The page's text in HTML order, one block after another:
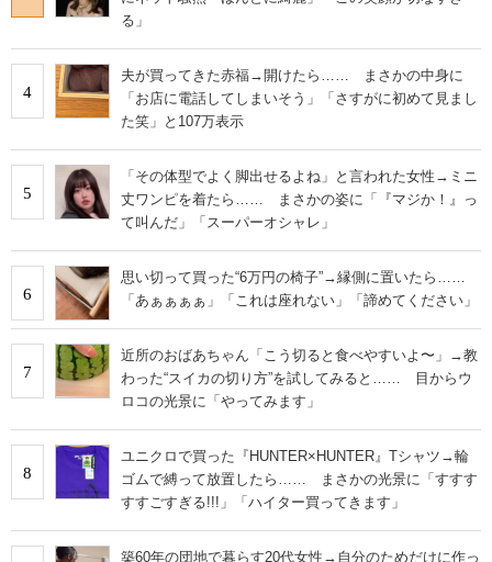
る」
4
夫が買ってきた赤福→開けたら…… まさかの中身に
「お店に電話してしまいそう」「さすがに初めて見まし
た笑」と107万表示
5
「その体型でよく脚出せるよね」と言われた女性→ミニ
丈ワンピを着たら…… まさかの姿に「『マジか！』っ
て叫んだ」「スーパーオシャレ」
6
思い切って買った“6万円の椅子”→縁側に置いたら……
「あぁぁぁぁ」「これは座れない」「諦めてください」
7
近所のおばあちゃん「こう切ると食べやすいよ〜」→教
わった“スイカの切り方”を試してみると…… 目からウ
ロコの光景に「やってみます」
8
ユニクロで買った『HUNTER×HUNTER』Tシャツ→輪
ゴムで縛って放置したら…… まさかの光景に「すすす
すすごすぎる!!!」「ハイター買ってきます」
築60年の団地で暮らす20代女性→自分のためだけに作っ